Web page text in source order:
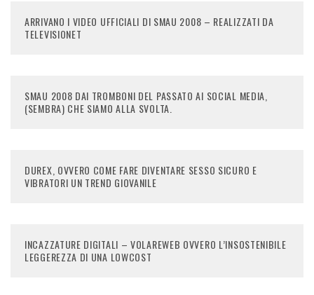
ARRIVANO I VIDEO UFFICIALI DI SMAU 2008 – REALIZZATI DA
TELEVISIONET
SMAU 2008 DAI TROMBONI DEL PASSATO AI SOCIAL MEDIA,
(SEMBRA) CHE SIAMO ALLA SVOLTA.
DUREX, OVVERO COME FARE DIVENTARE SESSO SICURO E
VIBRATORI UN TREND GIOVANILE
INCAZZATURE DIGITALI – VOLAREWEB OVVERO L’INSOSTENIBILE
LEGGEREZZA DI UNA LOWCOST